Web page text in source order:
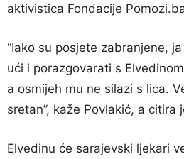
aktivistica Fondacije
“Iako su posjete zabranjene,
ući i porazgovarati s
a osmijeh mu ne silazi s lica.
sretan”, kaže Povlakić, a citira
Elvedinu će sarajevski ljekari